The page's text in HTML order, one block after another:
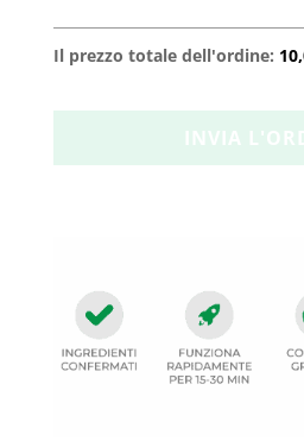
Il prezzo totale dell'ordine: